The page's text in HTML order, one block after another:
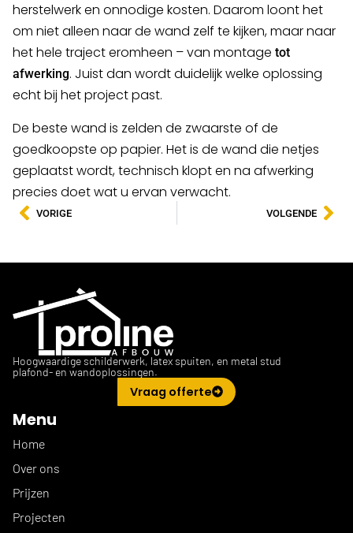
herstelwerk en onnodige kosten. Daarom loont het
om niet alleen naar de wand zelf te kijken, maar naar
het hele traject eromheen – van montage tot
afwerking. Juist dan wordt duidelijk welke oplossing
echt bij het project past.
De beste wand is zelden de zwaarste of de
goedkoopste op papier. Het is de wand die netjes
geplaatst wordt, technisch klopt en na afwerking
precies doet wat u ervan verwacht.
VORIGE VOLGENDE
Hoogwaardige schilderwerk, latex spuiten, en metal stud
plafond- en wandoplossingen.
Vraag offerte
Menu
Home
Over ons
Prijzen
Projecten